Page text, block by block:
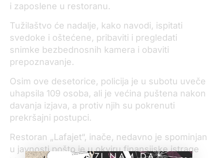
i zaposlene u restoranu.
Tužilaštvo će nadalje, kako navodi, ispitati
svedoke i oštećene, pribaviti i pregledati
snimke bezbednosnih kamera i obaviti
prepoznavanje.
Osim ove desetorice, policija je u subotu uveče
uhapsila 109 osoba, ali je većina puštena nakon
davanja izjava, a protiv njih su pokrenuti
prekršajni postupci.
Restoran „Lafajet“, inače, nedavno je spominjan
u javnosti pošto je u okviru finansijske istrage